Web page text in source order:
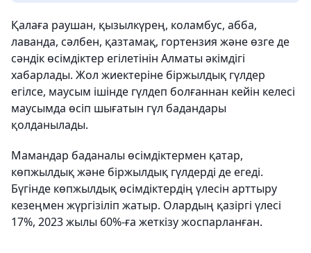
Қалаға раушан, қызылкүрең, коламбус, абба,
лаванда, сәлбен, қазтамақ, гортензия және өзге де
сәндік өсімдіктер егілетінін Алматы әкімдігі
хабарлады. Жол жиектеріне біржылдық гүлдер
егілсе, маусым ішінде гүлдеп болғаннан кейін келесі
маусымда өсіп шығатын гүл бадандары
қолданылады.
Мамандар баданалы өсімдіктермен қатар,
көпжылдық және біржылдық гүлдерді де егеді.
Бүгінде көпжылдық өсімдіктердің үлесін арттыру
кезеңмен жүргізіліп жатыр. Олардың қазіргі үлесі
17%, 2023 жылы 60%-ға жеткізу жоспарланған.